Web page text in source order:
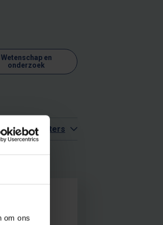
om ons
Wetenschap en
onderzoek
Meer filters